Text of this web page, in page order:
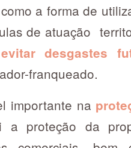
a forma de
de atuação
desgastes
franqueado.
importante na
a proteção da